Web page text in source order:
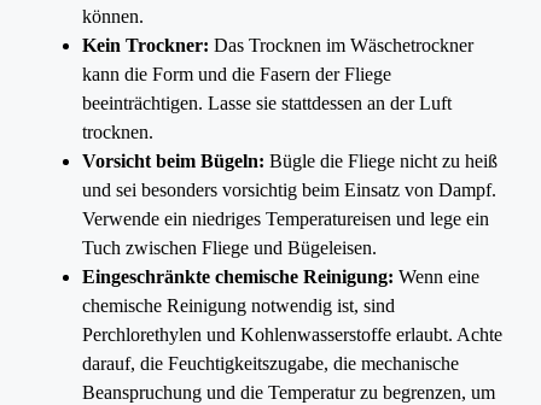
können.
Kein Trockner: Das Trocknen im Wäschetrockner
kann die Form und die Fasern der Fliege
beeinträchtigen. Lasse sie stattdessen an der Luft
trocknen.
Vorsicht beim Bügeln: Bügle die Fliege nicht zu heiß
und sei besonders vorsichtig beim Einsatz von Dampf.
Verwende ein niedriges Temperatureisen und lege ein
Tuch zwischen Fliege und Bügeleisen.
Eingeschränkte chemische Reinigung: Wenn eine
chemische Reinigung notwendig ist, sind
Perchlorethylen und Kohlenwasserstoffe erlaubt. Achte
darauf, die Feuchtigkeitszugabe, die mechanische
Beanspruchung und die Temperatur zu begrenzen, um